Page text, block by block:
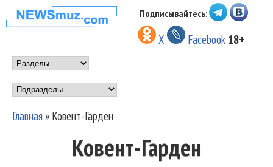
Перейти к основному
содержанию
НОВОСТИ
МУЗЫКИ И
ШОУ БИЗНЕСА
NEWSMUZ.COM
Подписывайтесь:
X Facebook 18+
Main menu
Подразделы
Главная» Ковент-Гарден
Ковент-Гарден